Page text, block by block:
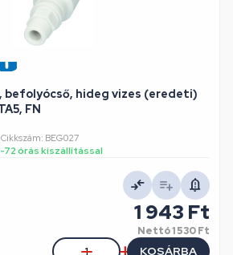
befolyócső, hideg vizes (eredeti)
FN
Cikkszám: BEG027
72 órás kiszállítással
1 943 Ft
Nettó1 530 Ft
KOSÁRBA